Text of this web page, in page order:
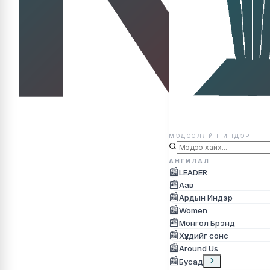
МЭДЭЭЛЛЙН ИНДЭР
АНГИЛАЛ
📰LEADER
📰Аав
📰Ардын Индэр
📰Women
📰Монгол Брэнд
📰Хүүхдийг сонс
📰Around Us
📰Бусад